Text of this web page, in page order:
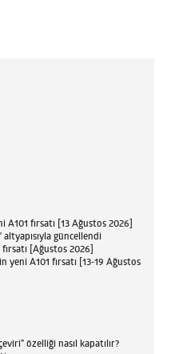
fırsatı [13 Ağustos 2026]
güncellendi
[Ağustos 2026]
yeni A101 fırsatı [13-19 Ağustos
özelliği nasıl kapatılır?